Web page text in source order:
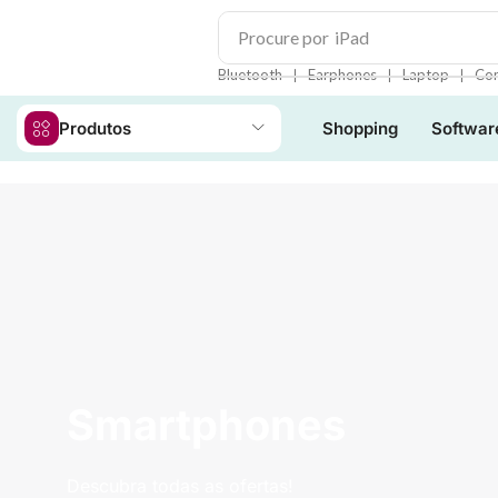
Procure por iPhone 15
Bluetooth ❘ Earphones ❘ Laptop ❘
Produtos Shopping